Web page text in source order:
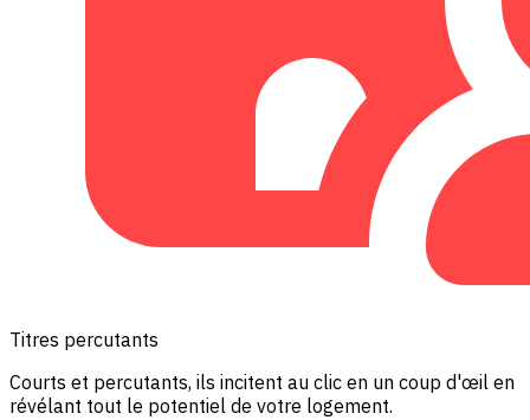
Titres percutants
Courts et percutants, ils incitent au clic en un coup d'œil en
révélant tout le potentiel de votre logement.